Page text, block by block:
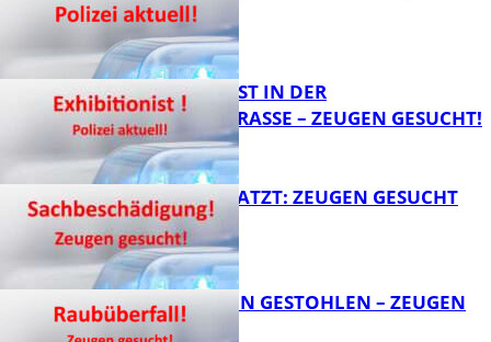
EXHIBITIONIST IN DER
VELMANNSTRASSE – ZEUGEN GESUCHT!
AUTO ZERKRATZT: ZEUGEN GESUCHT
TEURE KETTEN GESTOHLEN – ZEUGEN
GESUCHT!